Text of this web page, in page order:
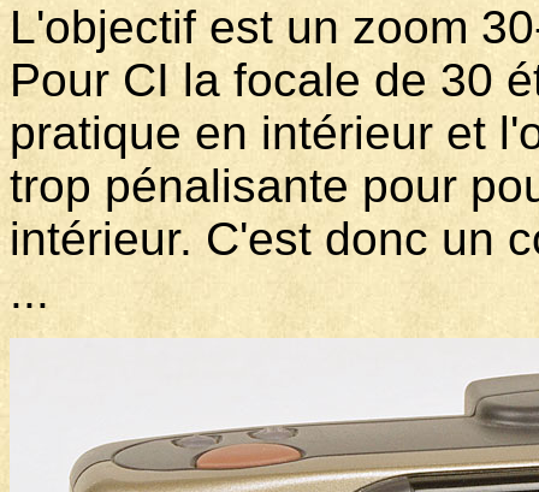
L'objectif est un zoom
Pour CI la focale de 30
pratique en intérieur et
trop pénalisante pour
intérieur. C'est donc un
...